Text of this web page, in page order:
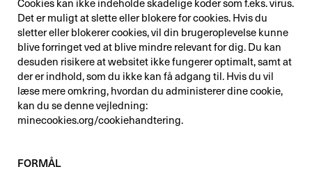
Det er muligt at slette eller blokere for cookies. Hvis du
sletter eller blokerer cookies, vil din brugeroplevelse kunne
blive forringet ved at blive mindre relevant for dig. Du kan
desuden risikere at websitet ikke fungerer optimalt, samt at
der er indhold, som du ikke kan få adgang til. Hvis du vil
læse mere omkring, hvordan du administerer dine cookie,
kan du se denne vejledning:
minecookies.org/cookiehandtering.
FORMÅL